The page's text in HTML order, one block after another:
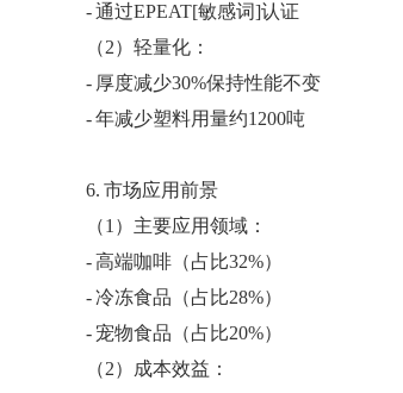
- 通过EPEAT[敏感词]认证
（2）轻量化：
- 厚度减少30%保持性能不变
- 年减少塑料用量约1200吨
6. 市场应用前景
（1）主要应用领域：
- 高端咖啡（占比32%）
- 冷冻食品（占比28%）
- 宠物食品（占比20%）
（2）成本效益：